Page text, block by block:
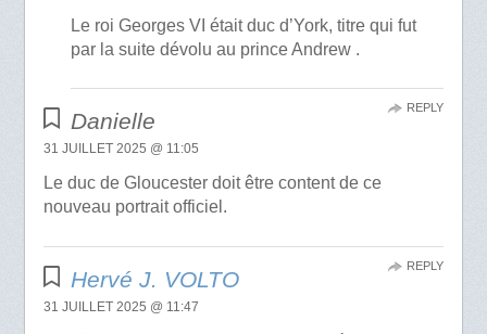
Le roi Georges VI était duc d’York, titre qui fut
par la suite dévolu au prince Andrew .
Danielle
31 JUILLET 2025 @ 11:05
Le duc de Gloucester doit être content de ce
nouveau portrait officiel.
REPLY
Hervé J. VOLTO
31 JUILLET 2025 @ 11:47
REPLY